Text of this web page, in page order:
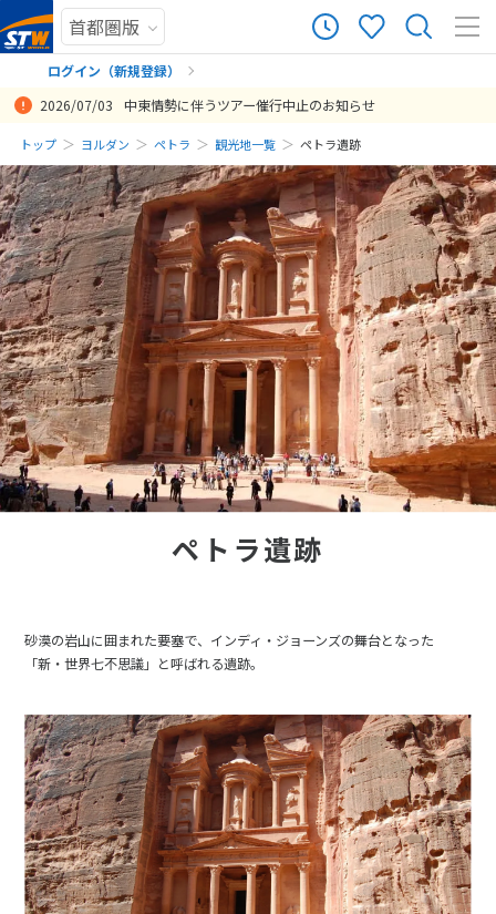
ログイン（新規登録）
まだ履歴がありません
まだ登録がありません
2026/07/03 中東情勢に伴うツアー催行中止のお知らせ
トップ ヨルダン ペトラ 観光地一覧 ペトラ遺跡
ペトラ遺跡
砂漠の岩山に囲まれた要塞で、インディ・ジョーンズの舞台となった
「新・世界七不思議」と呼ばれる遺跡。